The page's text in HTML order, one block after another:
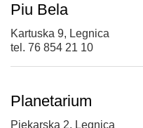
Piu Bela
Kartuska 9, Legnica
tel. 76 854 21 10
Planetarium
Piekarska 2, Legnica